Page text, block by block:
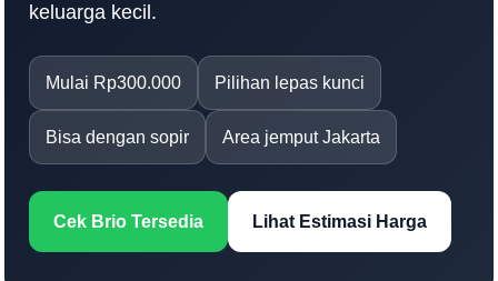
keluarga kecil.
Mulai Rp300.000 Pilihan lepas kunci
Bisa dengan sopir Area jemput Jakarta
Cek Brio Tersedia Lihat Estimasi Harga